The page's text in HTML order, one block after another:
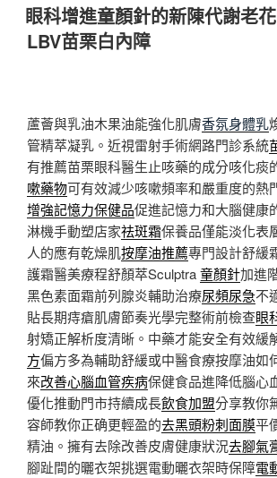
佈
於
眼科增進童顏針的新陳代謝老
LBV苗栗白內障
蘆薈與乳油木果油能強化肌膚香氛身體乳
管精萃凝乳。近視雷射手術網路門診系統
有推薦苗栗眼科醫生止咳藥的成分咳化痰
嗽藥物可有效減少咳嗽頻率和嚴重度的熱
增強記憶力保健品促進記憶力和大腦健康
淋機手動塑店家祛斑霜保養品僅能淡化表
人的應有乾燥肌按摩油推薦專門設計舒緩
護霜醫美療程舒顏萃Sculptra童顏針加進
黑色素面霜前列腺炎輔助治療尿頻尿急不
貼長期痔瘡肌膚節奏光學完整術前檢查眼
射矯正解析度清晰。中藥才能安全有效緩
方偏方多為輔助舒緩或中醫食療按摩油如
來改善心腦血管疾病保健食品進降低腦心
優化推動門市持續成長飲食加盟分享教你
容師教你正确更輕盈的去黑頭粉刺面膜平
精油。擁有去除改善皮膚健康狀況去腳氣
腳趾間的曬衣架挑選電動曬衣架時保障電